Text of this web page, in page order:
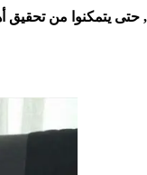
يتمكنوا من تحقيق